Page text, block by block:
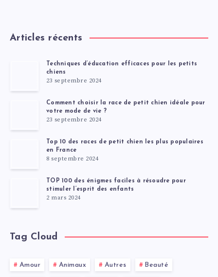
Articles récents
Techniques d’éducation efficaces pour les petits
chiens
23 septembre 2024
Comment choisir la race de petit chien idéale pour
votre mode de vie ?
23 septembre 2024
Top 10 des races de petit chien les plus populaires
en France
8 septembre 2024
TOP 100 des énigmes faciles à résoudre pour
stimuler l’esprit des enfants
2 mars 2024
Tag Cloud
Amour Animaux Autres Beauté